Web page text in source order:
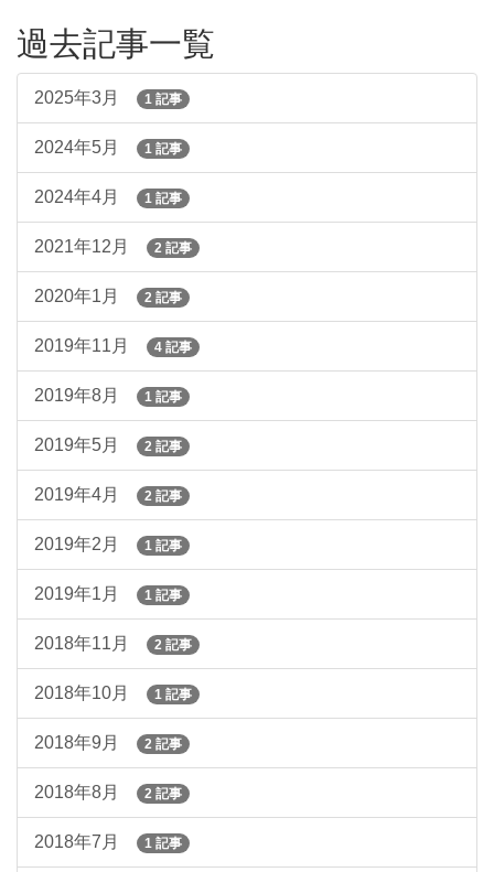
過去記事一覧
2025年3月 1 記事
2024年5月 1 記事
2024年4月 1 記事
2021年12月 2 記事
2020年1月 2 記事
2019年11月 4 記事
2019年8月 1 記事
2019年5月 2 記事
2019年4月 2 記事
2019年2月 1 記事
2019年1月 1 記事
2018年11月 2 記事
2018年10月 1 記事
2018年9月 2 記事
2018年8月 2 記事
2018年7月 1 記事